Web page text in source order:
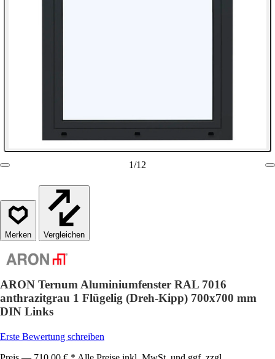
1/12
Vergleichen
ARON Ternum Aluminiumfenster RAL 7016
anthrazitgrau 1 Flügelig (Dreh-Kipp) 700x700 mm
DIN Links
Erste Bewertung schreiben